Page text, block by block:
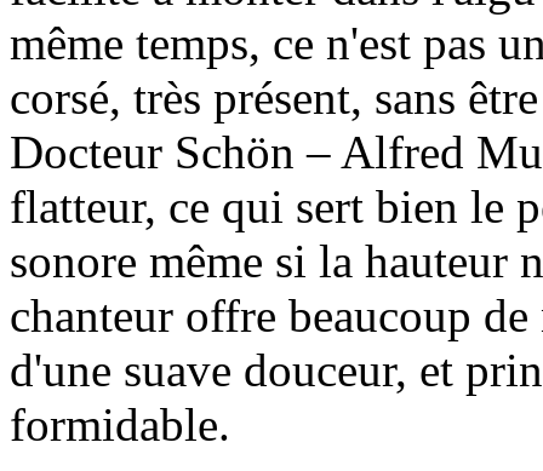
même temps, ce n'est pas
corsé, très présent, sans
Docteur Schön – Alfred
flatteur, ce qui sert bien le
sonore même si la hauteur
chanteur offre beaucoup de
d'une suave douceur, et
formidable.